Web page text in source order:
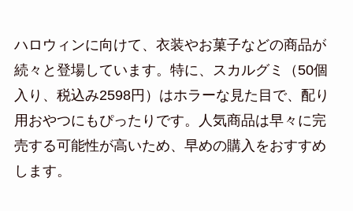
ハロウィンに向けて、衣装やお菓子などの商品が
続々と登場しています。特に、スカルグミ（50個
入り、税込み2598円）はホラーな見た目で、配り
用おやつにもぴったりです。人気商品は早々に完
売する可能性が高いため、早めの購入をおすすめ
します。